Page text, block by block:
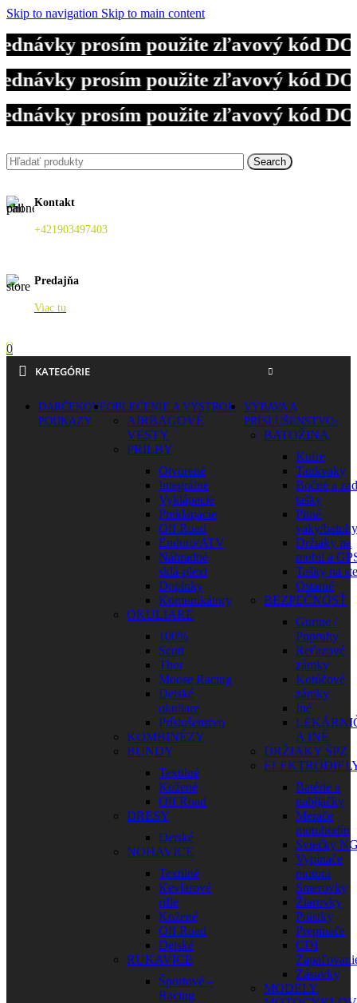
Skip to navigation Skip to main content
prosím použite zľavový kód
prosím použite zľavový kód
prosím použite zľavový kód
Search
Kontakt
+421903497403
Predajňa
Viac tu
0
KATEGÓRIE
DARČEKOVÉ
POUKAZY
OBLEČENIE A VÝSTROJ
AIRBAGOVÉ
VESTY
PRILBY
Otvorené
Integrálne
Vyklápacie
Preklápacie
Off Road
Enduro/ATV
Náhradné
sklá-plexi
Doplnky
Komunikátory
OKULIARE
100%
Scott
Thor
Moose Racing
Detské
okuliare
Príslušenstvo
KOMBINÉZY
BUNDY
Textilné
Kožené
Off Road
DRESY
Detské
NOHAVICE
Textilné
Kevlarové
rifle
Kožené
Off Road
Detské
RUKAVICE
Športové –
Racing
VÝBAVA A
PRÍSLUŠENSTVO
BATOŽINA
Kufre
Tankvaky
Bočné a
tašky
Pitné
vaky/batohy
Držiaky na
mobil a
Tašky na
Ostatné
BEZPEČNOSŤ
Gurtne /
Popruhy
Reťazové
zámky
Kotúčové
zámky
Iné
A INÉ
DRŽIAKY ŠPZ
Batérie a
nabíjačky
Merače
motohodín
Sviečky
Vypínače
motora
Smerovky
Žiarovky
Poistky
Prepínače
CDI
Zásuvky
MODELY